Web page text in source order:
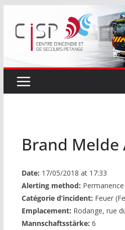
contenu
Brand Melde
Date: 17/05/2018 at 17:33
Alerting method: Permanence
Catégorie d’incident: Feuer
Emplacement: Rodange, rue
Mannschaftsstärke: 6